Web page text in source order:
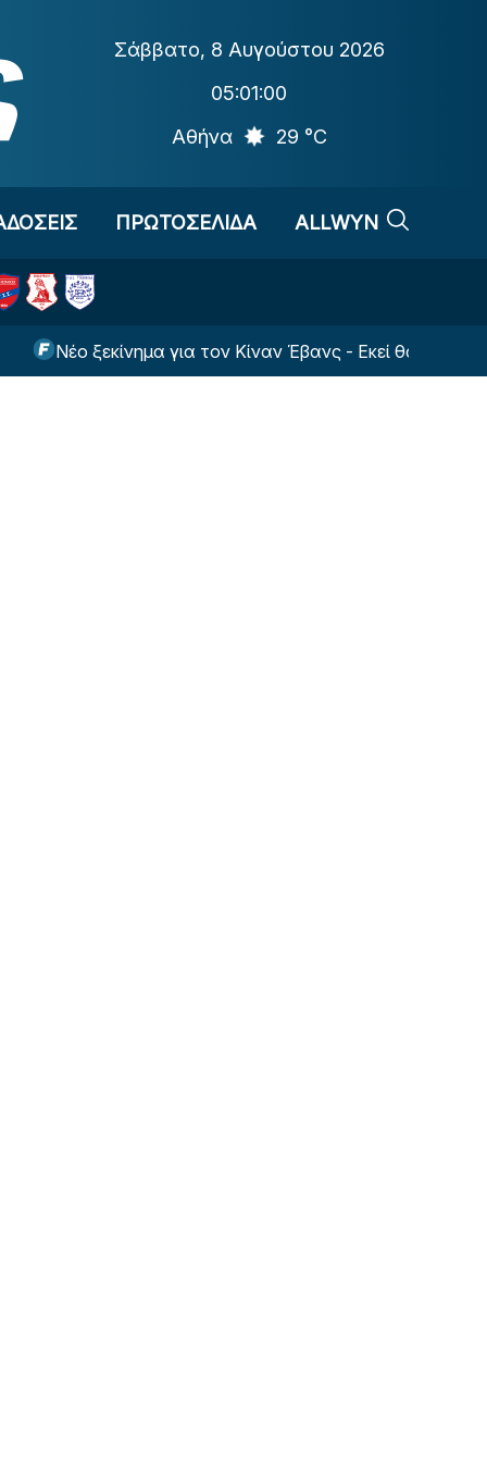
Σάββατο, 8 Αυγούστου 2026
05:01:00
Αθήνα
29 °C
ΠΡΩΤΟΣΕΛΙΔΑ ALLWYN
ξεκίνημα για τον Κίναν Έβανς - Εκεί θα παίζει τη νέα